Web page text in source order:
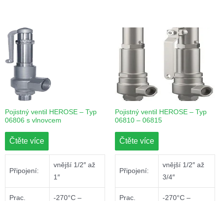
Pojistný ventil HEROSE – Typ
06806 s vlnovcem
Čtěte více
Připojení:
vnější 1/2″ až
1″
Prac. -270°C –
Pojistný ventil HEROSE – Typ
06810 – 06815
Čtěte více
Připojení:
vnější 1/2″ až
3/4″
Prac. -270°C –